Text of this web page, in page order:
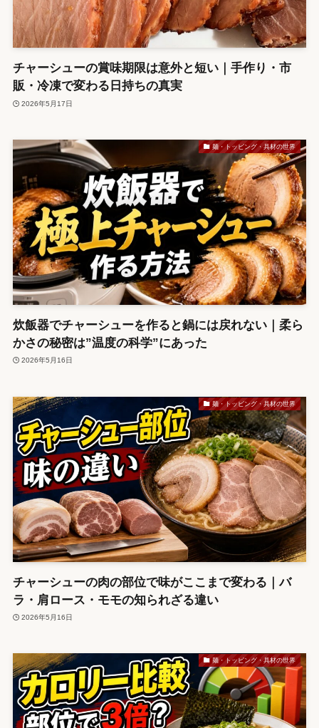
チャーシューの賞味期限は意外と短い｜手作り・市
販・冷凍で変わる日持ちの真実
2026年5月17日
麺・トッピング・具材の世界
炊飯器でチャーシューを作ると鍋には戻れない｜柔ら
かさの秘密は”温度の科学”にあった
2026年5月16日
麺・トッピング・具材の世界
チャーシューの肉の部位で味がここまで変わる｜バ
ラ・肩ロース・モモの知られざる違い
2026年5月16日
麺・トッピング・具材の世界